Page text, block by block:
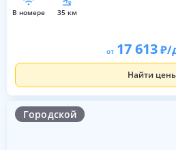
в номере 35 км
от 17 613 /
Найти
Городской